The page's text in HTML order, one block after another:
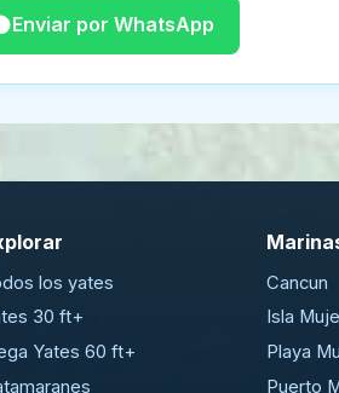
Enviar por WhatsApp
los yates
30 ft+
Yates 60 ft+
Cancun
Isla
Playa
Puerto